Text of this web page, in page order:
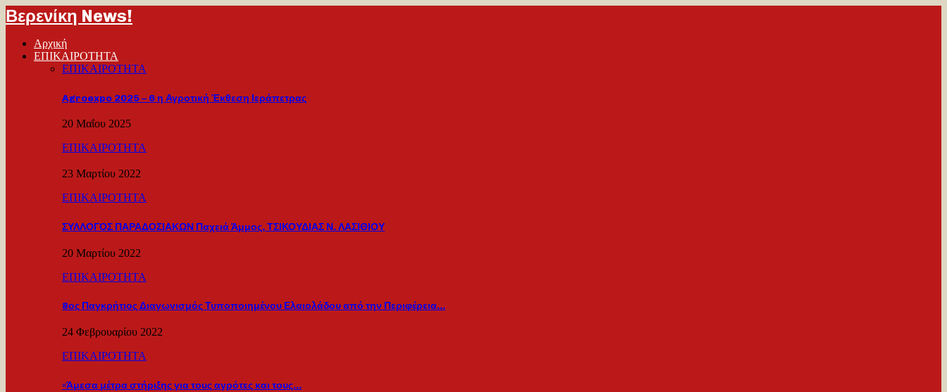
Βερενίκη News!
Αρχική
ΕΠΙΚΑΙΡΟΤΗΤΑ
ΕΠΙΚΑΙΡΟΤΗΤΑ
Agroexpo 2025 – 6 η Αγροτική Έκθεση Ιεράπετρας
20 Μαΐου 2025
ΕΠΙΚΑΙΡΟΤΗΤΑ
23 Μαρτίου 2022
ΕΠΙΚΑΙΡΟΤΗΤΑ
ΣΥΛΛΟΓΟΣ ΠΑΡΑΔΟΣΙΑΚΩΝ Παχειά Άμμος, ΤΣΙΚΟΥΔΙΑΣ Ν. ΛΑΣΙΘΙΟΥ
20 Μαρτίου 2022
ΕΠΙΚΑΙΡΟΤΗΤΑ
8ος Παγκρήτιος Διαγωνισμός Τυποποιημένου Ελαιολάδου από την Περιφέρεια…
24 Φεβρουαρίου 2022
ΕΠΙΚΑΙΡΟΤΗΤΑ
«Άμεσα μέτρα στήριξης για τους αγρότες και τους…